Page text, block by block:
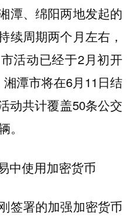
潭、绵阳两地发起的
续周期两个月左右，
活动已经于2月初开
潭市将在6月11日结
动共计覆盖50条公交
。
中使用加密货币
签署的加强加密货币